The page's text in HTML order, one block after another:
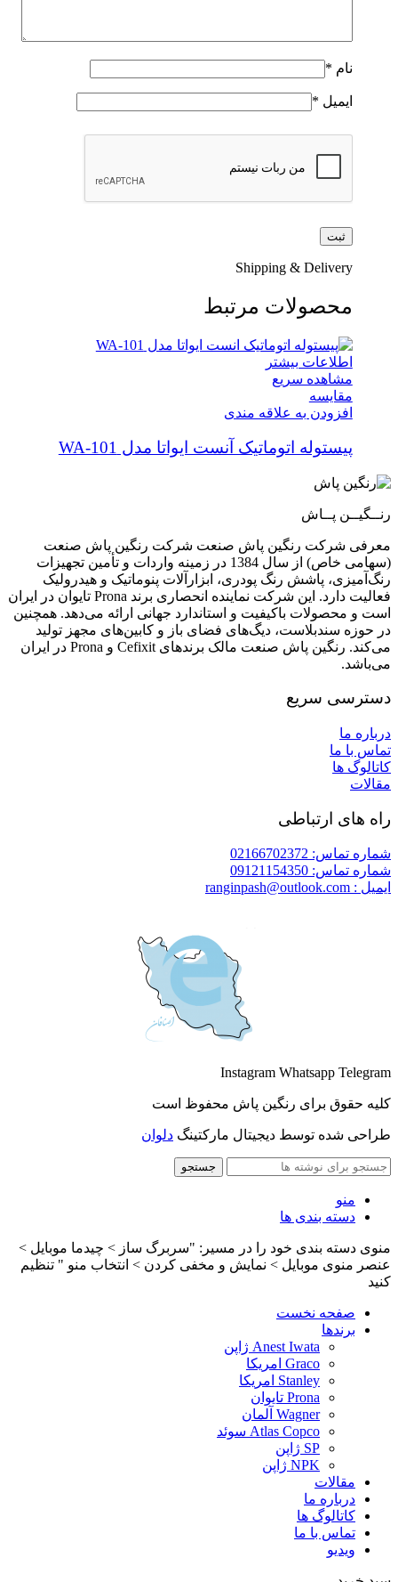
نام *
ایمیل *
Shipping & Delivery
محصولات مرتبط
اطلاعات بیشتر
مشاهده سریع
مقایسه
افزودن به علاقه مندی
پیستوله اتوماتیک آنست ایواتا مدل WA-101
رنــگیــن پــاش
معرفی شرکت رنگین پاش صنعت شرکت رنگین پاش صنعت
(سهامی خاص) از سال 1384 در زمینه واردات و تأمین تجهیزات
رنگ‌آمیزی، پاشش رنگ پودری، ابزارآلات پنوماتیک و هیدرولیک
فعالیت دارد. این شرکت نماینده انحصاری برند Prona تایوان در ایران
است و محصولات باکیفیت و استاندارد جهانی ارائه می‌دهد. همچنین
در حوزه سندبلاست، دیگ‌های فضای باز و کابین‌های مجهز تولید
می‌کند. رنگین پاش صنعت مالک برندهای Cefixit و Prona در ایران
می‌باشد.
دسترسی سریع
درباره ما
تماس با ما
کاتالوگ ها
مقالات
راه های ارتباطی
شماره تماس: 02166702372
شماره تماس: 09121154350
ایمیل : ranginpash@outlook.com
Instagram Whatsapp Telegram
کلیه حقوق برای رنگین پاش محفوظ است
طراحی شده توسط دیجیتال مارکتینگ دلوان
جستجو
منو
دسته بندی ها
منوی دسته بندی خود را در مسیر: "سربرگ ساز > چیدما موبایل >
عنصر منوی موبایل > نمایش و مخفی کردن > انتخاب منو " تنظیم
کنید
صفحه نخست
برندها
Anest Iwata ژاپن
Graco امریکا
Stanley امریکا
Prona تایوان
Wagner آلمان
Atlas Copco سوئد
SP ژاپن
NPK ژاپن
مقالات
درباره ما
کاتالوگ ها
تماس با ما
ویدیو